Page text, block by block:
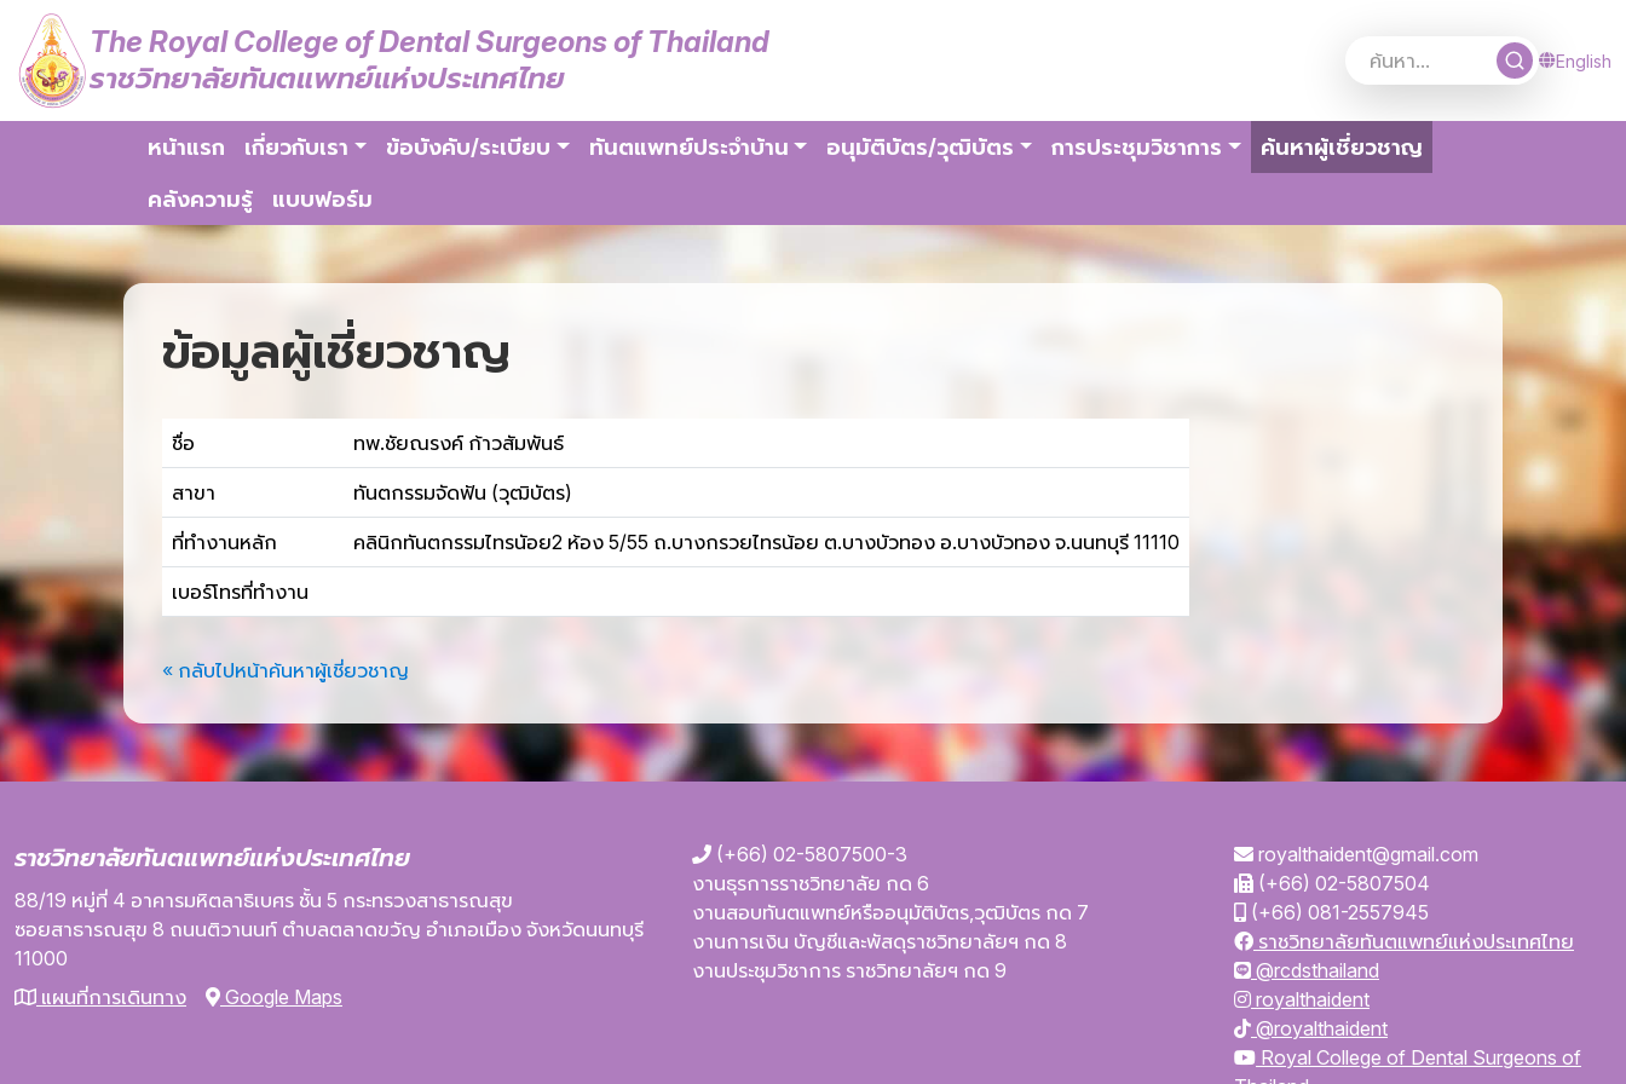
The Royal College of Dental Surgeons of Thailand
ราชวิทยาลัยทันตแพทย์แห่งประเทศไทย
English
หน้าแรก เกี่ยวกับเรา ข้อบังคับ/ระเบียบ ทันตแพทย์ประจำบ้าน อนุมัติบัตร/วุฒิบัตร การประชุมวิชาการ ค้นหาผู้เชี่ยวชาญ(current)
คลังความรู้ แบบฟอร์ม
ข้อมูลผู้เชี่ยวชาญ
ชื่อ ทพ.ชัยณรงค์ ก้าวสัมพันธ์
สาขา ทันตกรรมจัดฟัน (วุฒิบัตร)
ที่ทำงานหลัก คลินิกทันตกรรมไทรนัอย2 ห้อง 5/55 ถ.บางกรวยไทรน้อย ต.บางบัวทอง อ.บางบัวทอง จ.นนทบุรี 11110
เบอร์โทรที่ทำงาน
« กลับไปหน้าค้นหาผู้เชี่ยวชาญ
ราชวิทยาลัยทันตแพทย์แห่งประเทศไทย
88/19 หมู่ที่ 4 อาคารมหิตลาธิเบศร ชั้น 5 กระทรวงสาธารณสุข
ซอยสาธารณสุข 8 ถนนติวานนท์ ตำบลตลาดขวัญ อำเภอเมือง จังหวัดนนทบุรี
11000
แผนที่การเดินทาง
Google Maps
(+66) 02-5807500-3
งานธุรการราชวิทยาลัย กด 6
งานสอบทันตแพทย์หรืออนุมัติบัตร,วุฒิบัตร กด 7
งานการเงิน บัญชีและพัสดุราชวิทยาลัยฯ กด 8
งานประชุมวิชาการ ราชวิทยาลัยฯ กด 9
royalthaident@gmail.com
(+66) 02-5807504
(+66) 081-2557945
ราชวิทยาลัยทันตแพทย์แห่งประเทศไทย
@rcdsthailand
royalthaident
@royalthaident
Royal College of Dental Surgeons of